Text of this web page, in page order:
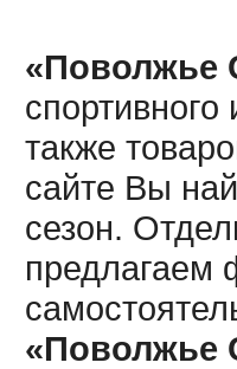
«Поволжье
также
сайте Вы
сезон.
предлагаем
«Поволжье